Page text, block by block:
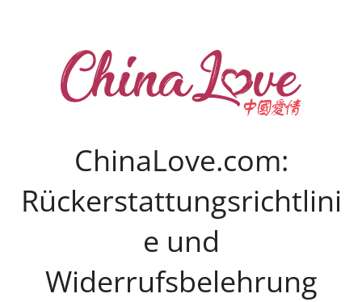
ChinaLove.com:
Rückerstattungsrichtlini
e und
Widerrufsbelehrung